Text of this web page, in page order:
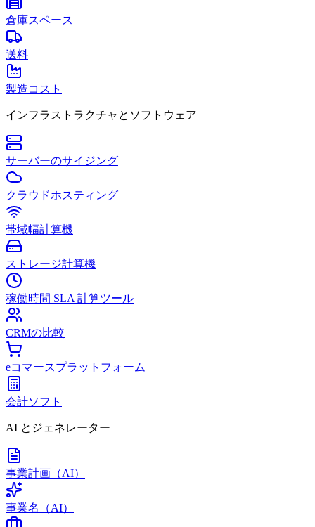
倉庫スペース
送料
製造コスト
インフラストラクチャとソフトウェア
サーバーのサイジング
クラウドホスティング
帯域幅計算機
ストレージ計算機
稼働時間 SLA 計算ツール
CRMの比較
eコマースプラットフォーム
会計ソフト
AI とジェネレーター
事業計画（AI）
事業名（AI）